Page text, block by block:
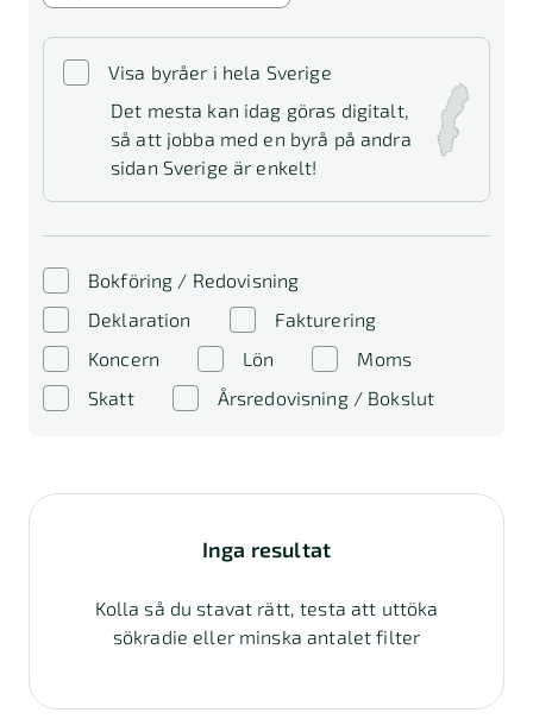
Visa byråer i hela Sverige
Det mesta kan idag göras digitalt,
så att jobba med en byrå på andra
sidan Sverige är enkelt!
Bokföring / Redovisning
Deklaration
Fakturering
Koncern
Lön
Moms
Skatt
Årsredovisning / Bokslut
Inga resultat
Kolla så du stavat rätt, testa att uttöka
sökradie eller minska antalet filter